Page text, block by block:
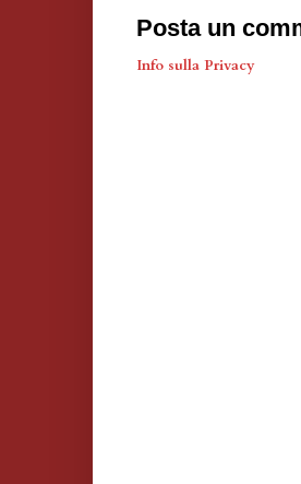
Posta un
Info sulla Privacy